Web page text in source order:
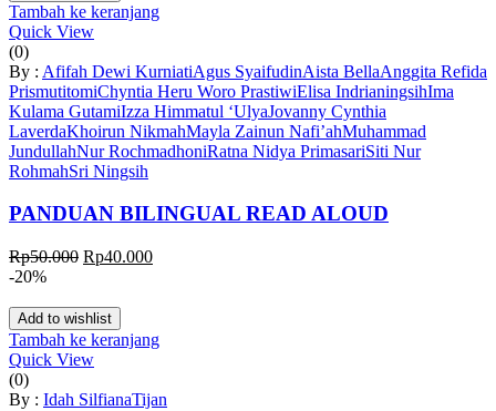
Tambah ke keranjang
Quick View
(0)
By : Afifah Dewi KurniatiAgus SyaifudinAista BellaAnggita Refida
PrismutitomiChyntia Heru Woro PrastiwiElisa IndrianingsihIma
Kulama GutamiIzza Himmatul ‘UlyaJovanny Cynthia
LaverdaKhoirun NikmahMayla Zainun Nafi’ahMuhammad
JundullahNur RochmadhoniRatna Nidya PrimasariSiti Nur
RohmahSri Ningsih
PANDUAN BILINGUAL READ ALOUD
Rp50.000 Rp40.000
-20%
Add to wishlist
Tambah ke keranjang
Quick View
(0)
By : Idah SilfianaTijan